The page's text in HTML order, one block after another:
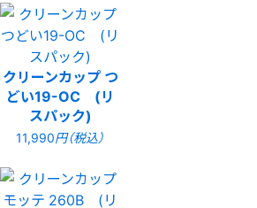
クリーンカップ つ
どい19-OC (リ
スパック)
11,990円（税込）